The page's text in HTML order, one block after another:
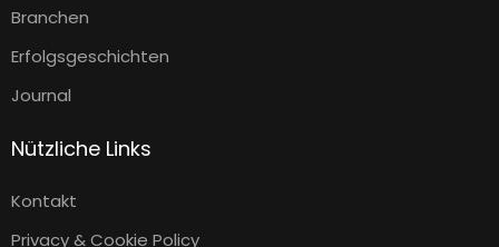
Branchen
Erfolgsgeschichten
Journal
Nützliche Links
Kontakt
Privacy & Cookie Policy